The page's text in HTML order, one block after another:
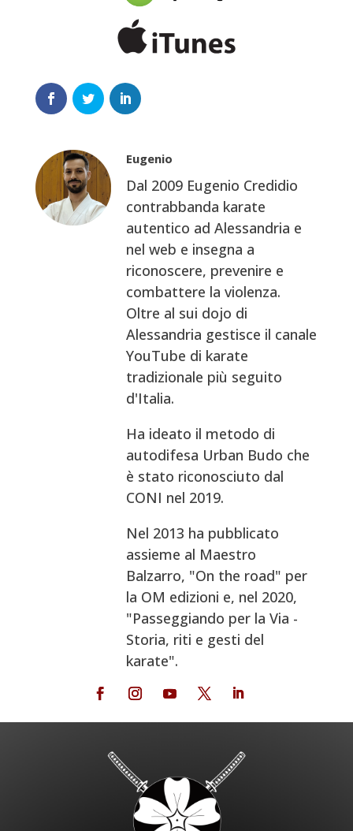
Eugenio
Dal 2009 Eugenio Credidio
contrabbanda karate
autentico ad Alessandria e
nel web e insegna a
riconoscere, prevenire e
combattere la violenza.
Oltre al sui dojo di
Alessandria gestisce il canale
YouTube di karate
tradizionale più seguito
d'Italia.
Ha ideato il metodo di
autodifesa Urban Budo che
è stato riconosciuto dal
CONI nel 2019.
Nel 2013 ha pubblicato
assieme al Maestro
Balzarro, "On the road" per
la OM edizioni e, nel 2020,
"Passeggiando per la Via -
Storia, riti e gesti del
karate".